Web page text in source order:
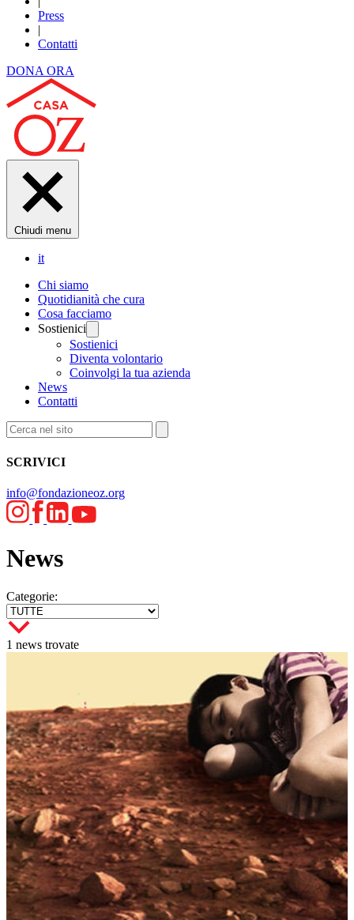
Press
|
Contatti
DONA ORA
Chiudi menu
it
Chi siamo
Quotidianità che cura
Cosa facciamo
Sostienici
Sostienici
Diventa volontario
Coinvolgi la tua azienda
News
Contatti
SCRIVICI
info@fondazioneoz.org
News
Categorie:
1 news trovate